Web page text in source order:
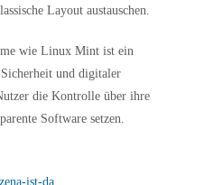
Layout austauschen.
wie Linux Mint ist ein
und digitaler
die Kontrolle über ihre
Software setzen.
ist-da